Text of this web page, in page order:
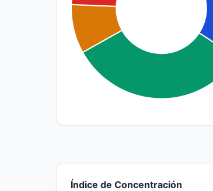
Índice de Concentración